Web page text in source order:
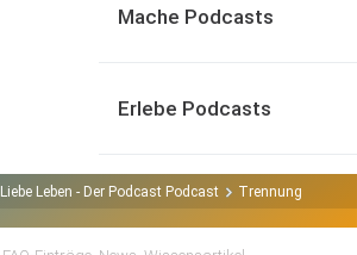
Mache Podcasts
Erlebe Podcasts
Liebe Leben - Der Podcast Podcast